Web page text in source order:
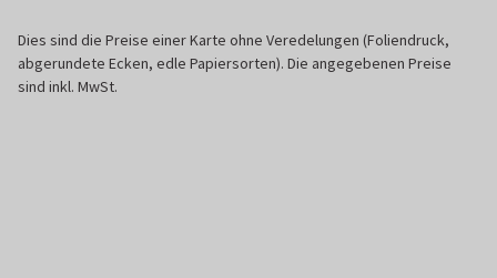
Dies sind die Preise einer Karte ohne Veredelungen (Foliendruck,
abgerundete Ecken, edle Papiersorten). Die angegebenen Preise
sind inkl. MwSt.